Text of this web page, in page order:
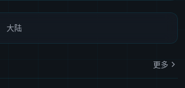
大陆
更多